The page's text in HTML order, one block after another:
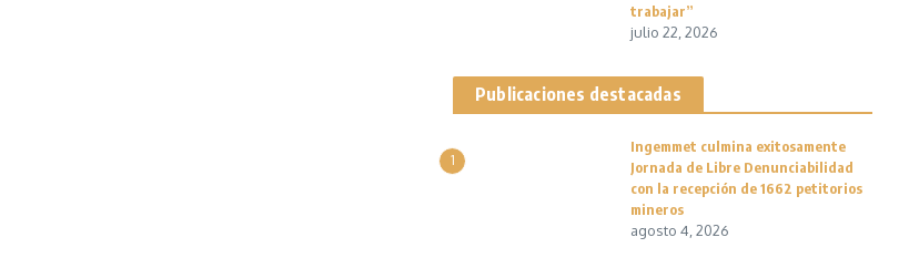
trabajar”
julio 22, 2026
Publicaciones destacadas
1
Ingemmet culmina exitosamente
Jornada de Libre Denunciabilidad
con la recepción de 1662 petitorios
mineros
agosto 4, 2026